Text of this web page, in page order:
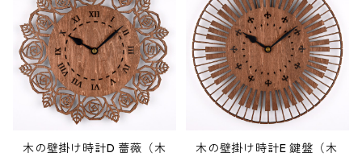
木の壁掛け時計D 薔薇（木
木の壁掛け時計E 鍵盤（木